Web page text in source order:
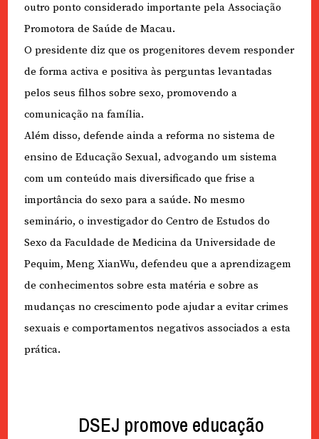
outro ponto considerado importante pela Associação
Promotora de Saúde de Macau.
O presidente diz que os progenitores devem responder
de forma activa e positiva às perguntas levantadas
pelos seus filhos sobre sexo, promovendo a
comunicação na família.
Além disso, defende ainda a reforma no sistema de
ensino de Educação Sexual, advogando um sistema
com um conteúdo mais diversificado que frise a
importância do sexo para a saúde. No mesmo
seminário, o investigador do Centro de Estudos do
Sexo da Faculdade de Medicina da Universidade de
Pequim, Meng XianWu, defendeu que a aprendizagem
de conhecimentos sobre esta matéria e sobre as
mudanças no crescimento pode ajudar a evitar crimes
sexuais e comportamentos negativos associados a esta
prática.
DSEJ promove educação